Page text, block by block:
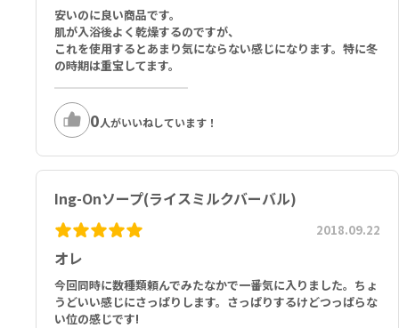
安いのに良い商品です。
肌が入浴後よく乾燥するのですが、
これを使用するとあまり気にならない感じになります。特に冬
の時期は重宝してます。
0人がいいねしています！
Ing-Onソープ(ライスミルクバーバル)
オレ
2018.09.22
今回同時に数種類頼んでみたなかで一番気に入りました。ちょ
うどいい感じにさっぱりします。さっぱりするけどつっぱらな
い位の感じです!